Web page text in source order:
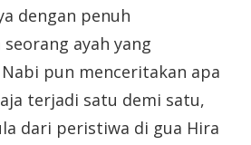
dengan penuh
ayah yang
pun menceritakan apa
terjadi satu demi satu,
dari peristiwa di gua Hira